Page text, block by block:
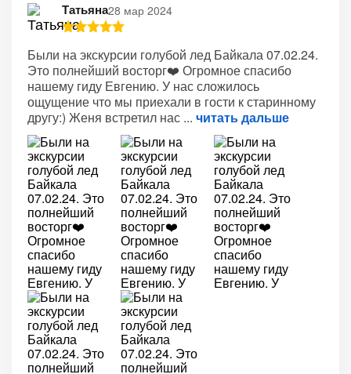
Татьяна28 мар 2024
Были на экскурсии голубой лед Байкала 07.02.24.
Это полнейший восторг❤️ Огромное спасибо
нашему гиду Евгению. У нас сложилось
ощущение что мы приехали в гости к старинному
другу:) Женя встретил нас
читать дальше